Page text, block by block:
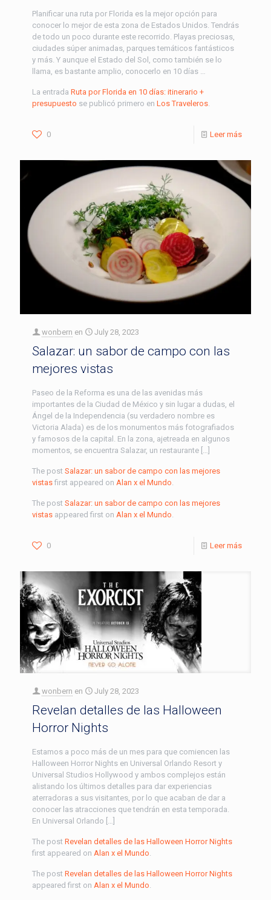
Planificar una ruta por Florida es la mejor opción para
conocer lo mejor de esta zona de Estados Unidos. Tendrás
de todo un poco durante este recorrido. Playas preciosas,
ciudades súper animadas, parques temáticos fantásticos
y más. Y aunque el Estado del Sol, como también se lo
llama, es bastante amplio, conocerlo en 10 días …
La entrada Ruta por Florida en 10 días: itinerario +
presupuesto se publicó primero en Los Traveleros
0 Leer más
wonbern en July 28, 2023
Salazar: un sabor de campo con las
mejores vistas
Paseo de la Reforma es una de las avenidas más
importantes de la Ciudad de México y sin lugar a dudas, el
Ángel de la Independencia (su verdadero nombre es
Victoria Alada) es de los monumentos más fotografiados
y famosos de la capital. En la zona, ajetreada en algunos
momentos, se encuentra Salazar, un restaurante […]
The post Salazar: un sabor de campo con las mejores
vistas first appeared on Alan x el Mundo.
The post Salazar: un sabor de campo con las mejores
vistas appeared first on Alan x el Mundo.
0 Leer más
wonbern en July 28, 2023
Revelan detalles de las Halloween
Horror Nights
Estamos a poco más de un mes para que comiencen las
Halloween Horror Nights en Universal Orlando Resort y
Universal Studios Hollywood y ambos complejos están
alistando los últimos detalles para dar experiencias
aterradoras a sus visitantes, por lo que acaban de dar a
conocer las atracciones que tendrán en esta temporada.
En Universal Orlando […]
The post Revelan detalles de las Halloween Horror Nights
first appeared on Alan x el Mundo.
The post Revelan detalles de las Halloween Horror Nights
appeared first on Alan x el Mundo.